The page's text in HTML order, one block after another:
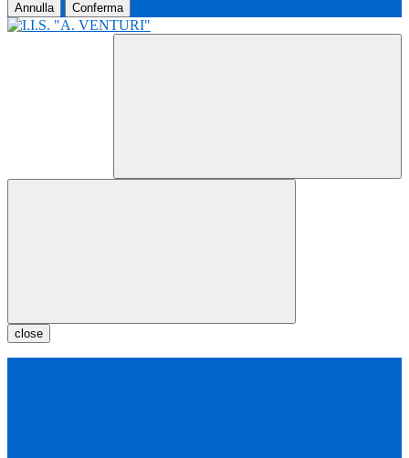
Annulla Conferma
close